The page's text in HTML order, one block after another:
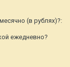
(в рублях)?:
ежедневно?